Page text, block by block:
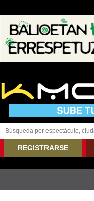
REGISTRARSE